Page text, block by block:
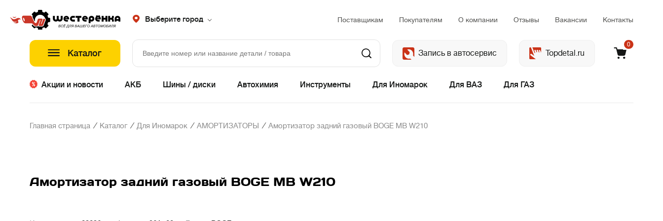
Выберите город Поставщикам Покупателям О компании Отзывы Вакансии Контакты
Каталог Запись в автосервис Topdetal.ru
0
Акции и новости АКБ Шины / диски Автохимия Инструменты Для Иномарок Для ВАЗ Для ГАЗ
Главная страница / Каталог / Для Иномарок / АМОРТИЗАТОРЫ / Амортизатор задний газовый BOGE MB W210
Амортизатор задний газовый BOGE MB W210